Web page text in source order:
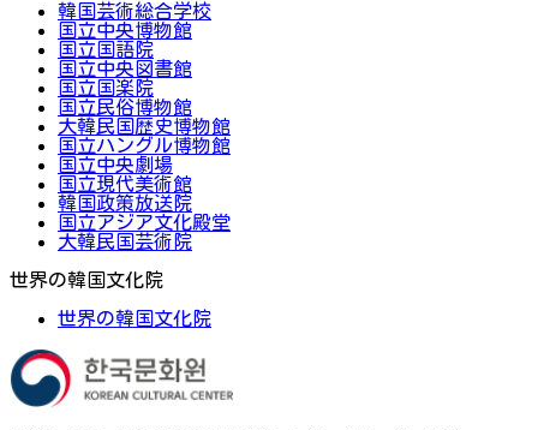
韓国芸術総合学校
国立中央博物館
国立国語院
国立中央図書館
国立国楽院
国立民俗博物館
大韓民国歴史博物館
国立ハングル博物館
国立中央劇場
国立現代美術館
韓国政策放送院
国立アジア文化殿堂
大韓民国芸術院
世界の韓国文化院
世界の韓国文化院